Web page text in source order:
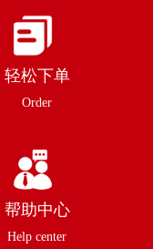
轻松下单
Order
帮助中心
Help center